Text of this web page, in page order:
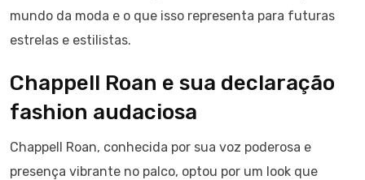
mundo da moda e o que isso representa para futuras
estrelas e estilistas.
Chappell Roan e sua declaração
fashion audaciosa
Chappell Roan, conhecida por sua voz poderosa e
presença vibrante no palco, optou por um look que